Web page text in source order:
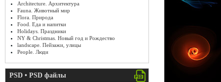
Architecture. Архитектура
Fauna. Животный мир
Flora. Природа
Food. Еда и напитки
Holidays. Праздники
NY & Christmas. Новый год и Рождество
landscape. Пейзажи, улицы
People. Люди
PSD • PSD файлы